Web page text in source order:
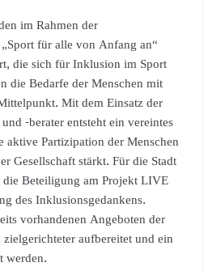
im Rahmen der
für alle von Anfang an“
die sich für Inklusion im Sport
die Bedarfe der Menschen mit
Mit dem Einsatz der
-berater entsteht ein vereintes
aktive Partizipation der Menschen
Gesellschaft stärkt. Für die Stadt
Beteiligung am Projekt LIVE
des Inklusionsgedankens.
vorhandenen Angeboten der
aufbereitet und ein
werden.